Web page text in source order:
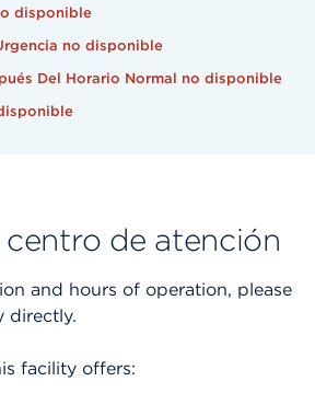
disponible
no disponible
Del Horario Normal no disponible
centro de atención
and hours of operation, please
directly.
facility offers: